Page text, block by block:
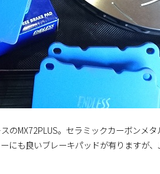
のMX72PLUS。セラミックカーボンメ
にも良いブレーキパッドが有りますが